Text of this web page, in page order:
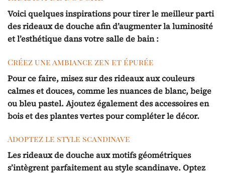
Voici quelques inspirations pour tirer le meilleur parti
des rideaux de douche afin d’augmenter la luminosité
et l’esthétique dans votre salle de bain :
Créez une ambiance zen et épurée
Pour ce faire, misez sur des rideaux aux couleurs
calmes et douces, comme les nuances de blanc, beige
ou bleu pastel. Ajoutez également des accessoires en
bois et des plantes vertes pour compléter le décor.
Adoptez le style scandinave
Les rideaux de douche aux motifs géométriques
s’intègrent parfaitement au style scandinave. Optez